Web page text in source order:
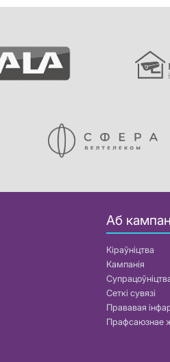
Аб
Кіраўніцтва
Кампанія
Сеткі сувязі
Прававая
Прафсаюзнае